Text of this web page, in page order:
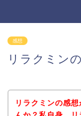
感想
リラクミン
リラクミンの感